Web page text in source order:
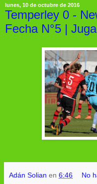
lunes, 10 de octubre de 2016
Temperley 0 -
Fecha N°5 |
Adán Solian en 6:46 No